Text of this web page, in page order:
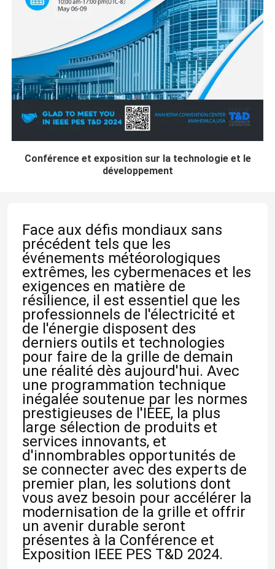
Conférence et exposition sur la technologie et le
développement
Face aux défis mondiaux sans
précédent tels que les
événements météorologiques
extrêmes, les cybermenaces et les
exigences en matière de
résilience, il est essentiel que les
professionnels de l'électricité et
de l'énergie disposent des
derniers outils et technologies
pour faire de la grille de demain
une réalité dès aujourd'hui. Avec
une programmation technique
inégalée soutenue par les normes
prestigieuses de l'IEEE, la plus
large sélection de produits et
services innovants, et
d'innombrables opportunités de
se connecter avec des experts de
premier plan, les solutions dont
vous avez besoin pour accélérer la
modernisation de la grille et offrir
un avenir durable seront
présentes à la Conférence et
Exposition IEEE PES T&D 2024.